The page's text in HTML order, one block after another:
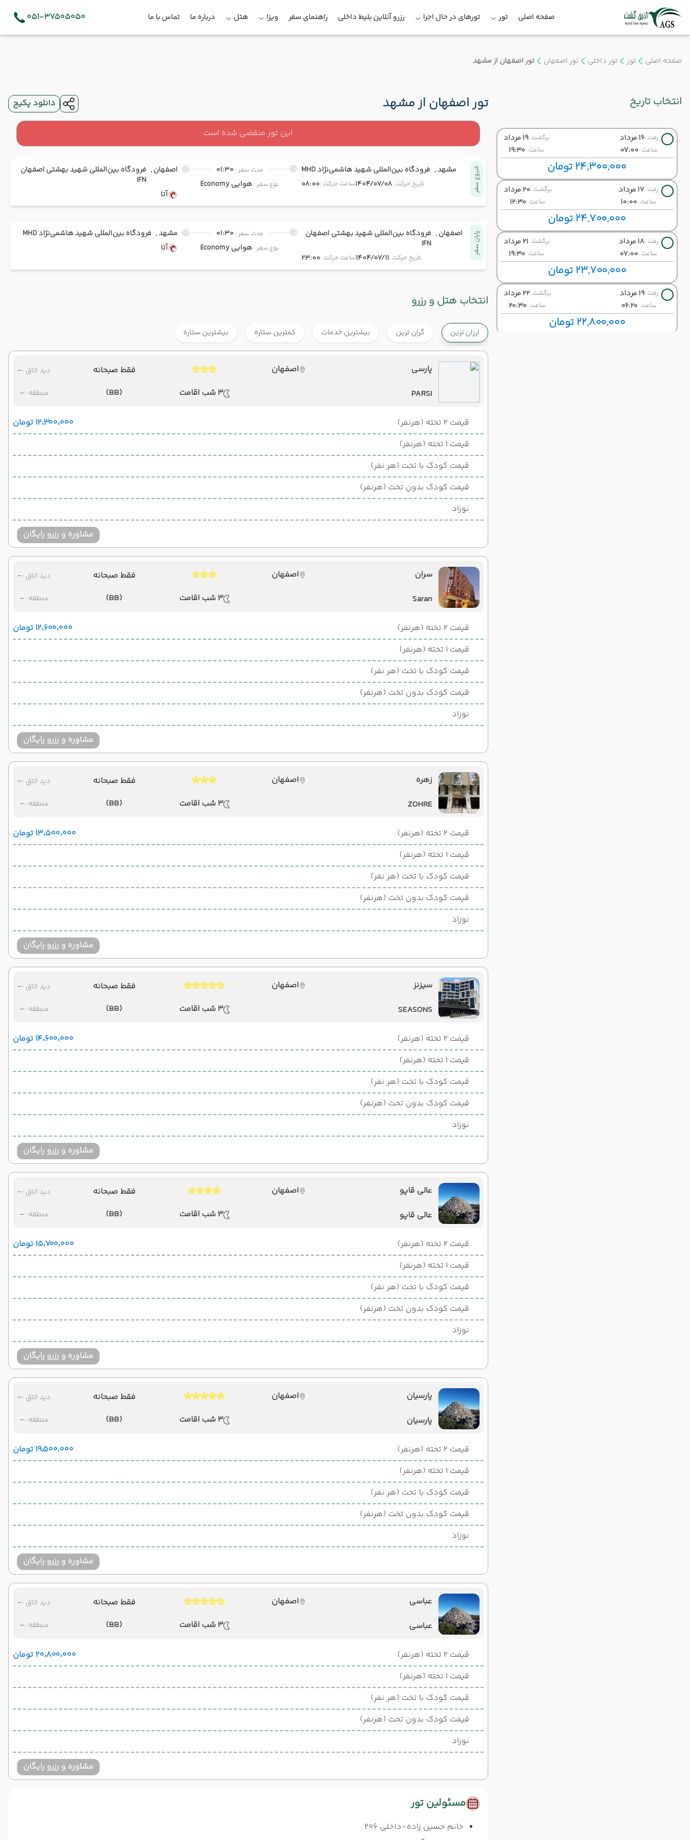
صفحه اصلی تور تورهای در حال اجرا رزرو آنلاین بلیط داخلی راهنمای سفر ویزا هتل درباره ما تماس با ما 051-37505050
صفحه اصلی تور تور داخلی تور اصفهان تور اصفهان از مشهد
انتخاب تاریخ
رفت :16 مرداد
ساعت :07:00
برگشت :19 مرداد
ساعت :19:30
24,300,000 تومان
رفت :17 مرداد
ساعت :10:00
برگشت :20 مرداد
ساعت :12:30
24,700,000 تومان
رفت :18 مرداد
ساعت :07:00
برگشت :21 مرداد
ساعت :19:30
23,700,000 تومان
رفت :19 مرداد
ساعت :06:20
برگشت :22 مرداد
ساعت :20:30
22,800,000 تومان
تور اصفهان از مشهد دانلود پکیج
این تور منقضی شده است
شروع سفر مشهد , فرودگاه بین‌المللی شهید هاشمی‌نژاد MHD
تاریخ حرکت :1404/07/08ساعت حرکت :08:00
مدت سفر : 01:30
نوع سفر : هوایی
اصفهان , فرودگاه بین‌المللی شهید بهشتی اصفهان
IFN
آتا
پایان سفر اصفهان , فرودگاه بین‌المللی شهید بهشتی اصفهان
IFN
تاریخ حرکت :1404/07/11ساعت حرکت :23:00
مدت سفر : 01:30
نوع سفر : هوایی
مشهد , فرودگاه بین‌المللی شهید هاشمی‌نژاد MHD
آتا
انتخاب هتل و رزرو
ارزان ترین گران ترین بیشترین خدمات کمترین ستاره بیشترین ستاره
پارسی
اصفهان
PARSI
3 شب اقامت
فقط صبحانه
(BB)
دید اتاق :-
منطقه :-
قیمت 2 تخته (هرنفر)
۱۲٬۳۰۰٬۰۰۰ تومان
قیمت 1 تخته (هرنفر)
قیمت کودک با تخت (هر نفر)
قیمت کودک بدون تخت (هرنفر)
نوزاد
مشاوره و رزرو رایگان
سران
اصفهان
Saran
3 شب اقامت
فقط صبحانه
(BB)
دید اتاق :-
منطقه :-
قیمت 2 تخته (هرنفر)
۱۲٬۶۰۰٬۰۰۰ تومان
قیمت 1 تخته (هرنفر)
قیمت کودک با تخت (هر نفر)
قیمت کودک بدون تخت (هرنفر)
نوزاد
مشاوره و رزرو رایگان
زهره
اصفهان
ZOHRE
3 شب اقامت
فقط صبحانه
(BB)
دید اتاق :-
منطقه :-
قیمت 2 تخته (هرنفر)
۱۳٬۵۰۰٬۰۰۰ تومان
قیمت 1 تخته (هرنفر)
قیمت کودک با تخت (هر نفر)
قیمت کودک بدون تخت (هرنفر)
نوزاد
مشاوره و رزرو رایگان
سیزنز
اصفهان
SEASONS
3 شب اقامت
فقط صبحانه
(BB)
دید اتاق :-
منطقه :-
قیمت 2 تخته (هرنفر)
۱۴٬۶۰۰٬۰۰۰ تومان
قیمت 1 تخته (هرنفر)
قیمت کودک با تخت (هر نفر)
قیمت کودک بدون تخت (هرنفر)
نوزاد
مشاوره و رزرو رایگان
عالی قاپو
اصفهان
عالی قاپو
3 شب اقامت
فقط صبحانه
(BB)
دید اتاق :-
منطقه :-
قیمت 2 تخته (هرنفر)
۱۵٬۷۰۰٬۰۰۰ تومان
قیمت 1 تخته (هرنفر)
قیمت کودک با تخت (هر نفر)
قیمت کودک بدون تخت (هرنفر)
نوزاد
مشاوره و رزرو رایگان
پارسیان
اصفهان
پارسیان
3 شب اقامت
فقط صبحانه
(BB)
دید اتاق :-
منطقه :-
قیمت 2 تخته (هرنفر)
۱۹٬۵۰۰٬۰۰۰ تومان
قیمت 1 تخته (هرنفر)
قیمت کودک با تخت (هر نفر)
قیمت کودک بدون تخت (هرنفر)
نوزاد
مشاوره و رزرو رایگان
عباسی
اصفهان
عباسی
3 شب اقامت
فقط صبحانه
(BB)
دید اتاق :-
منطقه :-
قیمت 2 تخته (هرنفر)
۲۰٬۸۰۰٬۰۰۰ تومان
قیمت 1 تخته (هرنفر)
قیمت کودک با تخت (هر نفر)
قیمت کودک بدون تخت (هرنفر)
نوزاد
مشاوره و رزرو رایگان
مسئولین تور
خانم حسین زاده-داخلی 206